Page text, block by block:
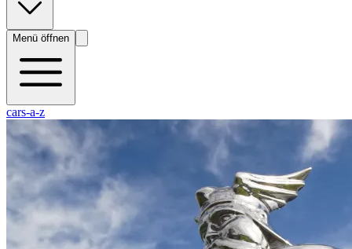
Menü öffnen
cars-a-z